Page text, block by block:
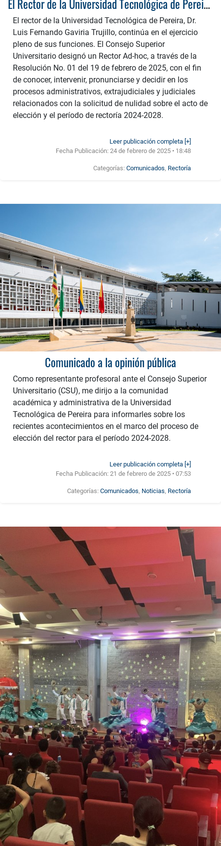
El Rector de la Universidad Tecnológica de Pereira continúa en ejercicio de sus funciones
El rector de la Universidad Tecnológica de Pereira, Dr.
Luis Fernando Gaviria Trujillo, continúa en el ejercicio
pleno de sus funciones. El Consejo Superior
Universitario designó un Rector Ad-hoc, a través de la
Resolución No. 01 del 19 de febrero de 2025, con el fin
de conocer, intervenir, pronunciarse y decidir en los
procesos administrativos, extrajudiciales y judiciales
relacionados con la solicitud de nulidad sobre el acto de
elección y el período de rectoría 2024-2028.
Leer publicación completa [+]
Fecha Publicación:24 de febrero de 2025 • 18:48
Categorías:Comunicados, Rectoría
Comunicado a la opinión pública
Como representante profesoral ante el Consejo Superior
Universitario (CSU), me dirijo a la comunidad
académica y administrativa de la Universidad
Tecnológica de Pereira para informarles sobre los
recientes acontecimientos en el marco del proceso de
elección del rector para el período 2024-2028.
Leer publicación completa [+]
Fecha Publicación:21 de febrero de 2025 • 07:53
Categorías:Comunicados, Noticias, Rectoría